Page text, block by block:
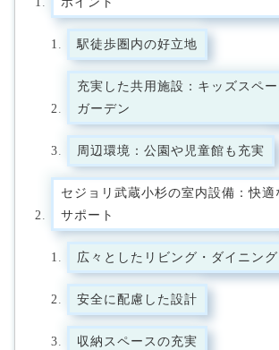
駅徒歩圏内の好立地
充実した共用施設：キッズスペ
ガーデン
周辺環境：公園や児童館も充実
セジョリ武蔵小杉の室内設備：快適
サポート
広々としたリビング・ダイニング
安全に配慮した設計
収納スペースの充実